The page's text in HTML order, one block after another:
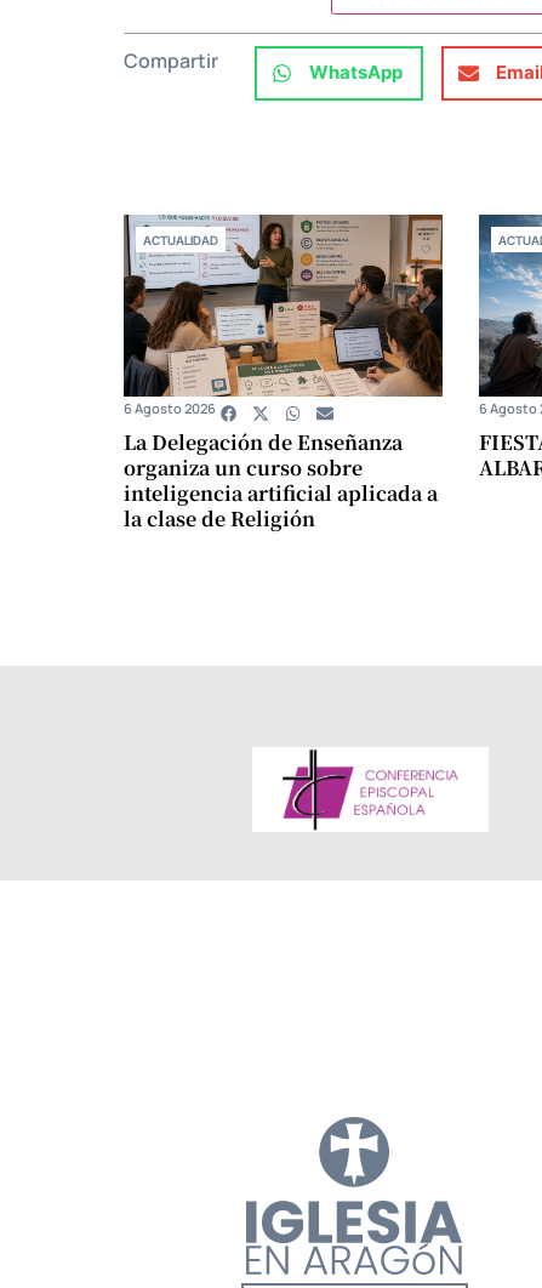
Compartir WhatsApp
ACTUALIDAD
La Delegación de Enseñanza
organiza un curso sobre
inteligencia artificial aplicada a
la clase de Religión
6 Agosto 2026 6 Agosto